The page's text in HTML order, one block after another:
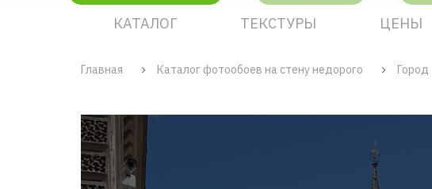
КАТАЛОГ ТЕКСТУРЫ ЦЕНЫ
Главная Каталог фотообоев на стену недорого Город